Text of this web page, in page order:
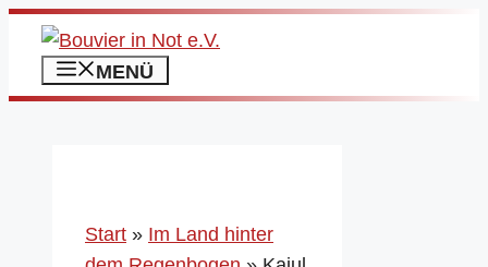
Zum
Inhalt
springen
MENÜ
Start » Im Land hinter